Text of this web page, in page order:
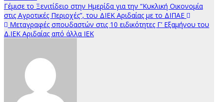
Πλοήγηση
άρθρων
Γέμισε το Ξενιτίδειο στην Ημερίδα για την “Κυκλική Οικονομία
στις Αγροτικές Περιοχές”, του ΔΙΕΚ Αριδαίας με το ΔΙΠΑΕ
Μεταγραφές σπουδαστών στις 10 ειδικότητες Γ’ Εξαμήνου του
Δ.ΙΕΚ Αριδαίας από άλλα ΙΕΚ